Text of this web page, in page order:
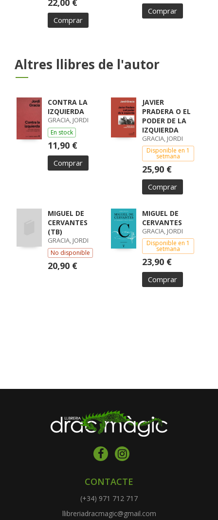
Comprar
Comprar
Altres llibres de l'autor
CONTRA LA
IZQUIERDA
GRACIA, JORDI
En stock
11,90 €
Comprar
JAVIER
PRADERA O EL
PODER DE LA
IZQUIERDA
GRACIA, JORDI
Disponible en 1
setmana
25,90 €
Comprar
MIGUEL DE
CERVANTES
(TB)
GRACIA, JORDI
No disponible
20,90 €
MIGUEL DE
CERVANTES
GRACIA, JORDI
Disponible en 1
setmana
23,90 €
Comprar
CONTACTE
(+34) 971 712 717
llibreriadracmagic@gmail.com